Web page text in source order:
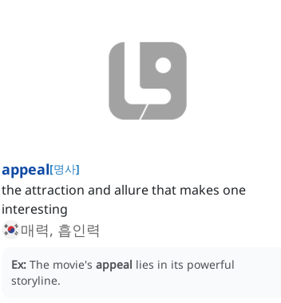
appeal[명사]
the attraction and allure that makes one
interesting
매력, 흡인력
Ex: The movie's appeal lies in its powerful
storyline.